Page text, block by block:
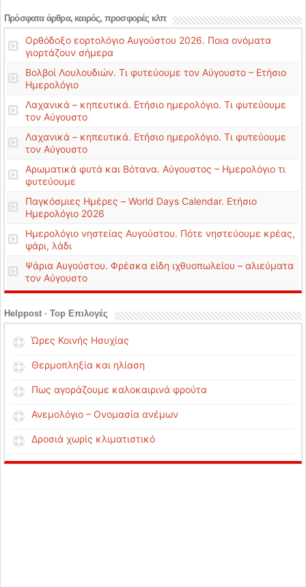
Πρόσφατα άρθρα, καιρός, προσφορές κλπ
Ορθόδοξο εορτολόγιο Αυγούστου 2026. Ποια ονόματα
γιορτάζουν σήμερα
Βολβοί Λουλουδιών. Τι φυτεύουμε τον Αύγουστο – Ετήσιο
Ημερολόγιο
Λαχανικά – κηπευτικά. Ετήσιο ημερολόγιο. Τι φυτεύουμε
τον Αύγουστο
Λαχανικά – κηπευτικά. Ετήσιο ημερολόγιο. Τι φυτεύουμε
τον Αύγουστο
Αρωματικά φυτά και Βότανα. Αύγουστος – Ημερολόγιο τι
φυτεύουμε
Παγκόσμιες Ημέρες – World Days Calendar. Ετήσιο
Ημερολόγιο 2026
Ημερολόγιο νηστείας Αυγούστου. Πότε νηστεύουμε κρέας,
ψάρι, λάδι
Ψάρια Αυγούστου. Φρέσκα είδη ιχθυοπωλείου – αλιεύματα
τον Αύγουστο
Helppost · Top Επιλογές
Ώρες Κοινής Ησυχίας
Θερμοπληξία και ηλίαση
Πως αγοράζουμε καλοκαιρινά φρούτα
Ανεμολόγιο – Ονομασία ανέμων
Δροσιά χωρίς κλιματιστικό